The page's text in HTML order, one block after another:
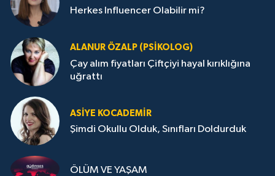
Herkes Influencer Olabilir mi?
ALANUR ÖZALP (PSIKOLOG)
Çay alım fiyatları Çiftçiyi hayal kırıklığına
uğrattı
ASIYE KOCADEMİR
Şimdi Okullu Olduk, Sınıfları Doldurduk
ÖLÜM VE YAŞAM